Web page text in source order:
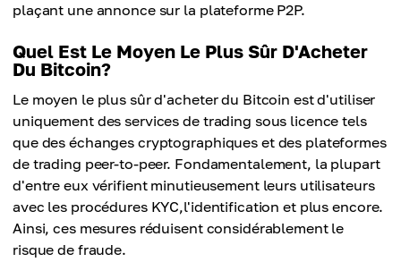
plaçant une annonce sur la plateforme P2P.
Quel Est Le Moyen Le Plus Sûr D'Acheter
Du Bitcoin?
Le moyen le plus sûr d'acheter du Bitcoin est d'utiliser
uniquement des services de trading sous licence tels
que des échanges cryptographiques et des plateformes
de trading peer-to-peer. Fondamentalement, la plupart
d'entre eux vérifient minutieusement leurs utilisateurs
avec les procédures KYC,l'identification et plus encore.
Ainsi, ces mesures réduisent considérablement le
risque de fraude.